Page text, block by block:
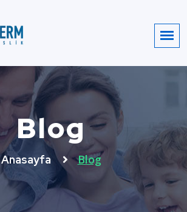
Blog
Anasayfa Blog